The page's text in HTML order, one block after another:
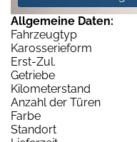
Allgemeine Daten:
Fahrzeugtyp
Karosserieform
Erst-Zul.
Getriebe
Kilometerstand
Anzahl der Türen
Farbe
Standort